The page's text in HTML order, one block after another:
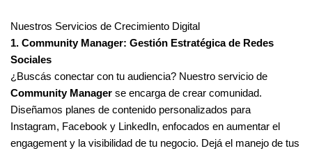
Nuestros Servicios de Crecimiento Digital
1. Community Manager: Gestión Estratégica de Redes
Sociales
¿Buscás conectar con tu audiencia? Nuestro servicio de
Community Manager se encarga de crear comunidad.
Diseñamos planes de contenido personalizados para
Instagram, Facebook y LinkedIn, enfocados en aumentar el
engagement y la visibilidad de tu negocio. Dejá el manejo de tus